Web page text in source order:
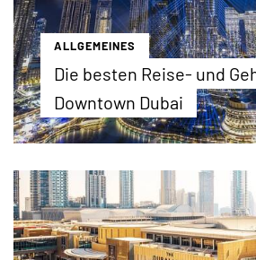
ALLGEMEINES
Die besten Reise- und
Downtown Dubai
"The Centre of Now"! Downtown
Metropole Dubai so berühmt
Khalifa bis zum Dubai Fountain:
Entdeckungsreise durch das
Superlative lernen Sie nicht nur